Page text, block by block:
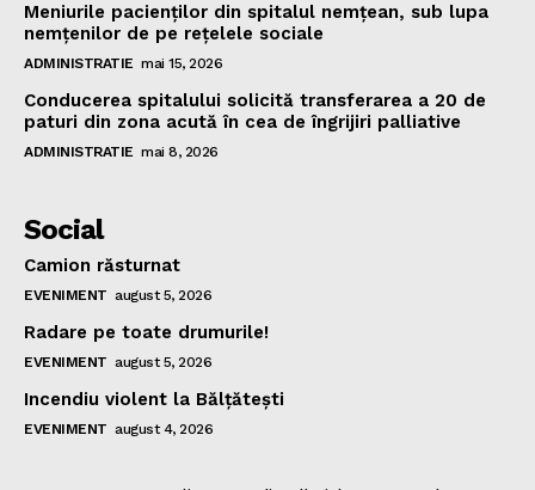
Meniurile pacienţilor din spitalul nemţean, sub lupa
nemţenilor de pe reţelele sociale
ADMINISTRATIE mai 15, 2026
Conducerea spitalului solicită transferarea a 20 de
paturi din zona acută în cea de îngrijiri palliative
ADMINISTRATIE mai 8, 2026
Social
Camion răsturnat
EVENIMENT august 5, 2026
Radare pe toate drumurile!
EVENIMENT august 5, 2026
Incendiu violent la Bălţăteşti
EVENIMENT august 4, 2026